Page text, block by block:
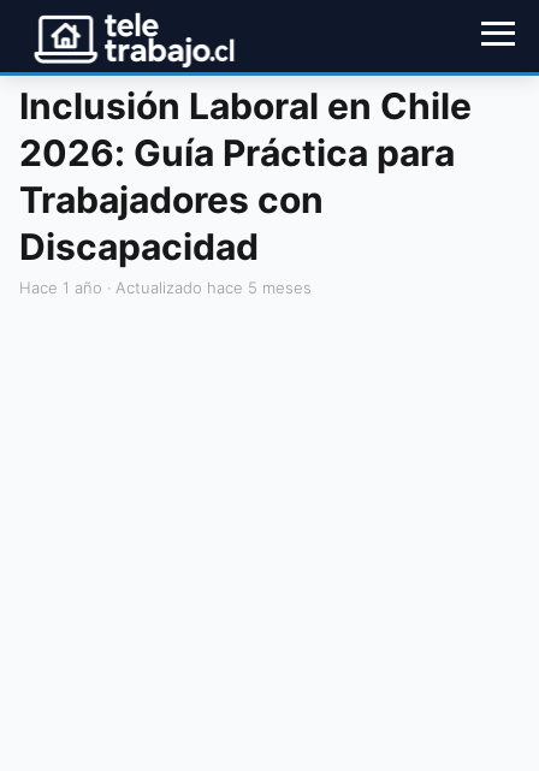
Inclusión Laboral en Chile
2026: Guía Práctica para
Trabajadores con
Discapacidad
hace 1 año · Actualizado hace 5 meses